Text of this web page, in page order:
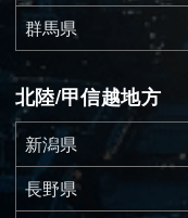
群馬県
北陸/甲信越地方
新潟県
長野県